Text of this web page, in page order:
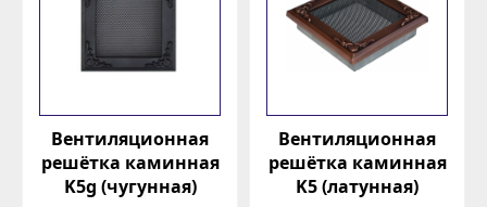
Вентиляционная
решётка каминная
K5g (чугунная)
Вентиляционная
решётка каминная
K5 (латунная)